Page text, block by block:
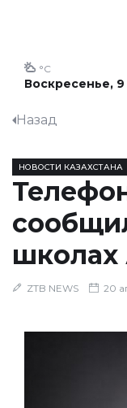
Воскресенье, 9
°C
Назад
НОВОСТИ КАЗАХСТАНА
ZTB NEWS 20